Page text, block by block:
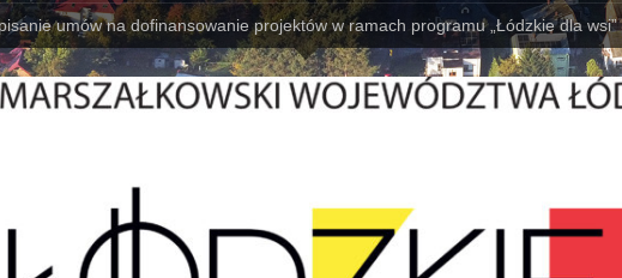
umów na dofinansowanie projektów w ramach programu „Łódzkie dla wsi”